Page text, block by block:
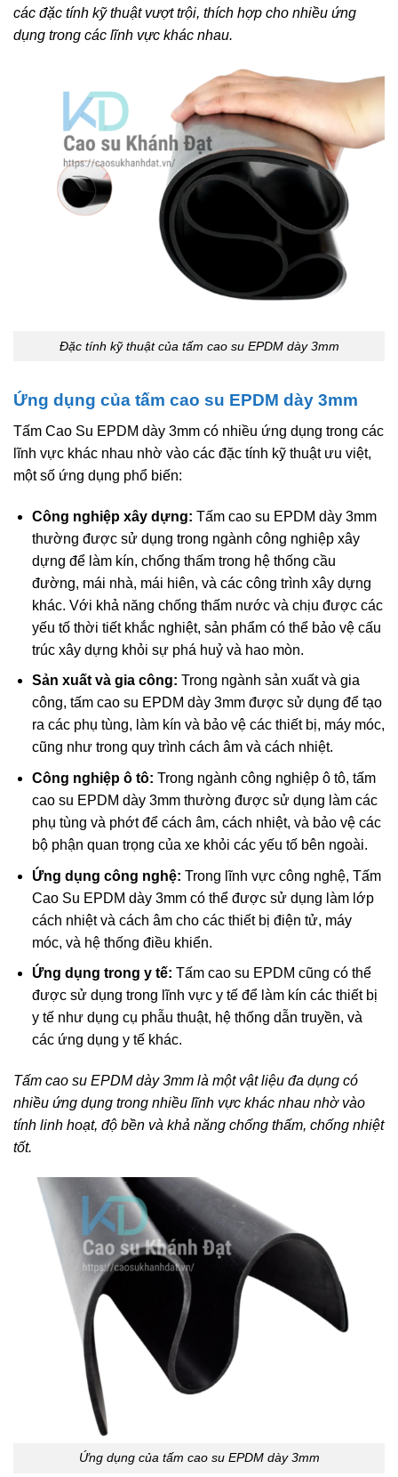
các đặc tính kỹ thuật vượt trội, thích hợp cho nhiều ứng
dụng trong các lĩnh vực khác nhau.
Đặc tính kỹ thuật của tấm cao su EPDM dày 3mm
Ứng dụng của tấm cao su EPDM dày 3mm
Tấm Cao Su EPDM dày 3mm có nhiều ứng dụng trong các
lĩnh vực khác nhau nhờ vào các đặc tính kỹ thuật ưu việt,
một số ứng dụng phổ biến:
Công nghiệp xây dựng: Tấm cao su EPDM dày 3mm
thường được sử dụng trong ngành công nghiệp xây
dựng để làm kín, chống thấm trong hệ thống cầu
đường, mái nhà, mái hiên, và các công trình xây dựng
khác. Với khả năng chống thấm nước và chịu được các
yếu tố thời tiết khắc nghiệt, sản phẩm có thể bảo vệ cấu
trúc xây dựng khỏi sự phá huỷ và hao mòn.
Sản xuất và gia công: Trong ngành sản xuất và gia
công, tấm cao su EPDM dày 3mm được sử dụng để tạo
ra các phụ tùng, làm kín và bảo vệ các thiết bị, máy móc,
cũng như trong quy trình cách âm và cách nhiệt.
Công nghiệp ô tô: Trong ngành công nghiệp ô tô, tấm
cao su EPDM dày 3mm thường được sử dụng làm các
phụ tùng và phớt để cách âm, cách nhiệt, và bảo vệ các
bộ phận quan trọng của xe khỏi các yếu tố bên ngoài.
Ứng dụng công nghệ: Trong lĩnh vực công nghệ, Tấm
Cao Su EPDM dày 3mm có thể được sử dụng làm lớp
cách nhiệt và cách âm cho các thiết bị điện tử, máy
móc, và hệ thống điều khiển.
Ứng dụng trong y tế: Tấm cao su EPDM cũng có thể
được sử dụng trong lĩnh vực y tế để làm kín các thiết bị
y tế như dụng cụ phẫu thuật, hệ thống dẫn truyền, và
các ứng dụng y tế khác.
Tấm cao su EPDM dày 3mm là một vật liệu đa dụng có
nhiều ứng dụng trong nhiều lĩnh vực khác nhau nhờ vào
tính linh hoạt, độ bền và khả năng chống thấm, chống nhiệt
tốt.
Ứng dụng của tấm cao su EPDM dày 3mm